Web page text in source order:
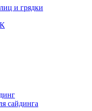
и грядки
сайдинга